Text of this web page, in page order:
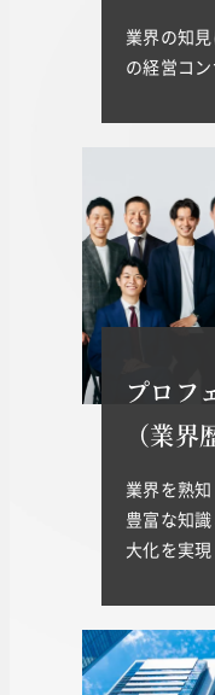
業界の知
の経営コ
プロフ
（業
業界を熟
豊富な知
大化を実現